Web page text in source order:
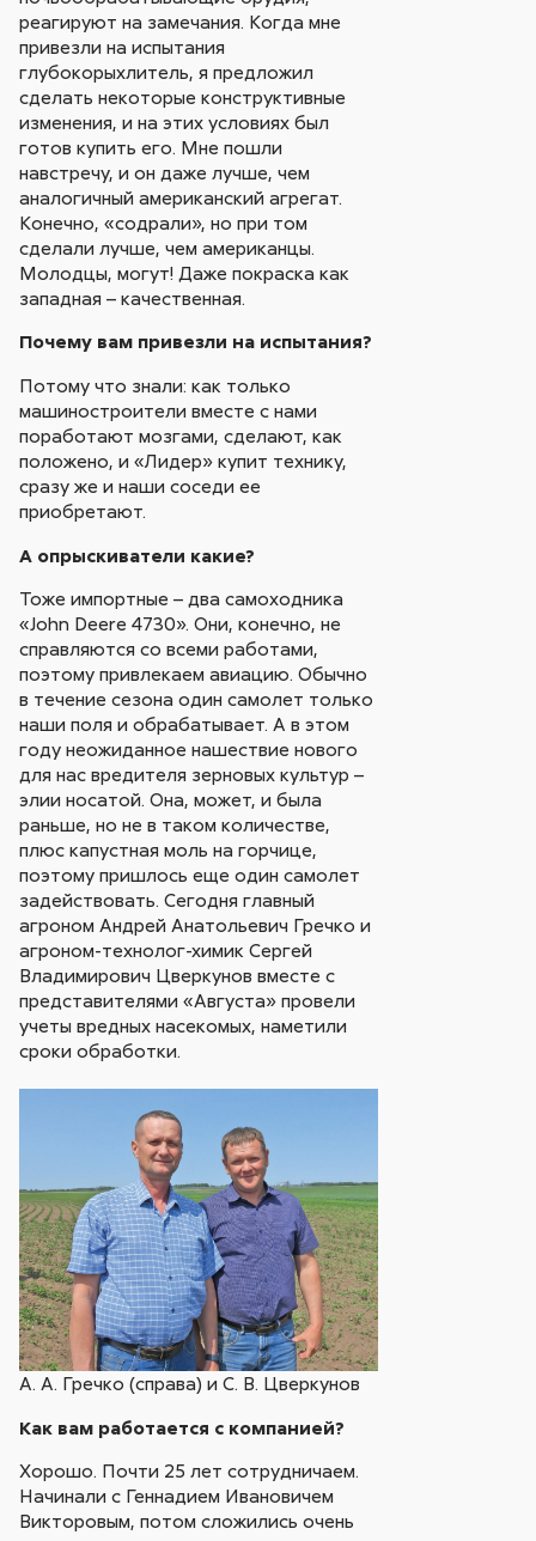
реагируют на замечания. Когда мне
привезли на испытания
глубокорыхлитель, я предложил
сделать некоторые конструктивные
изменения, и на этих условиях был
готов купить его. Мне пошли
навстречу, и он даже лучше, чем
аналогичный американский агрегат.
Конечно, «содрали», но при том
сделали лучше, чем американцы.
Молодцы, могут! Даже покраска как
западная – качественная.
Почему вам привезли на испытания?
Потому что знали: как только
машиностроители вместе с нами
поработают мозгами, сделают, как
положено, и «Лидер» купит технику,
сразу же и наши соседи ее
приобретают.
А опрыскиватели какие?
Тоже импортные – два самоходника
«John Deere 4730». Они, конечно, не
справляются со всеми работами,
поэтому привлекаем авиацию. Обычно
в течение сезона один самолет только
наши поля и обрабатывает. А в этом
году неожиданное нашествие нового
для нас вредителя зерновых культур –
элии носатой. Она, может, и была
раньше, но не в таком количестве,
плюс капустная моль на горчице,
поэтому пришлось еще один самолет
задействовать. Сегодня главный
агроном Андрей Анатольевич Гречко и
агроном-технолог-химик Сергей
Владимирович Цверкунов вместе с
представителями «Августа» провели
учеты вредных насекомых, наметили
сроки обработки.
А. А. Гречко (справа) и С. В. Цверкунов
Как вам работается с компанией?
Хорошо. Почти 25 лет сотрудничаем.
Начинали с Геннадием Ивановичем
Викторовым, потом сложились очень